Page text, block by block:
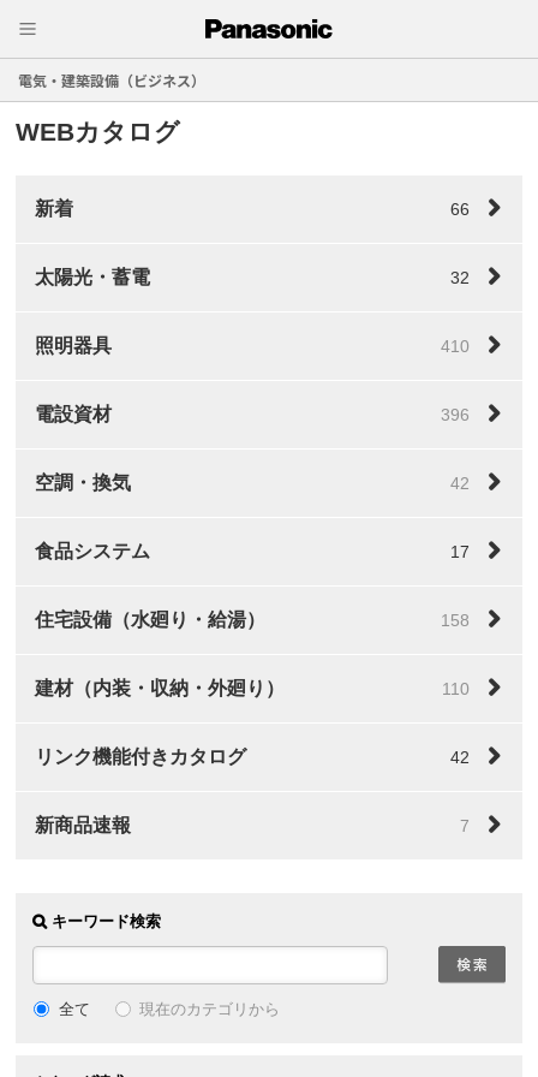
電気・建築設備（ビジネス）
WEBカタログ
新着 66
太陽光・蓄電 32
照明器具 410
電設資材 396
空調・換気 42
食品システム 17
住宅設備（水廻り・給湯） 158
建材（内装・収納・外廻り） 110
リンク機能付きカタログ 42
新商品速報 7
キーワード検索
全て 現在のカテゴリから